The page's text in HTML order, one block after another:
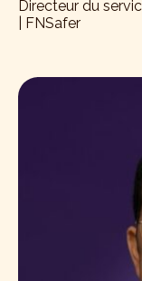
Directeur du
| FNSafer